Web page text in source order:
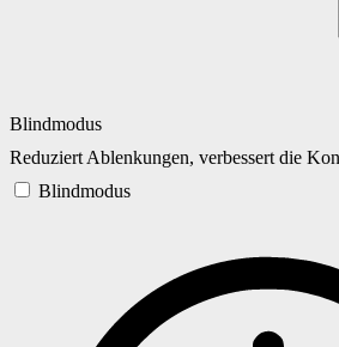
Blindmodus
Reduziert Ablenkungen, verbessert die
Blindmodus